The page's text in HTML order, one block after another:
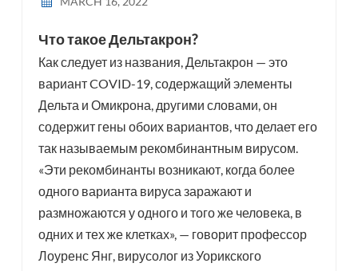
Что такое Дельтакрон?
Как следует из названия, Дельтакрон — это
вариант COVID-19, содержащий элементы
Дельта и Омикрона, другими словами, он
содержит гены обоих вариантов, что делает его
так называемым рекомбинантным вирусом.
«Эти рекомбинанты возникают, когда более
одного варианта вируса заражают и
размножаются у одного и того же человека, в
одних и тех же клетках», — говорит профессор
Лоуренс Янг, вирусолог из Уорикского